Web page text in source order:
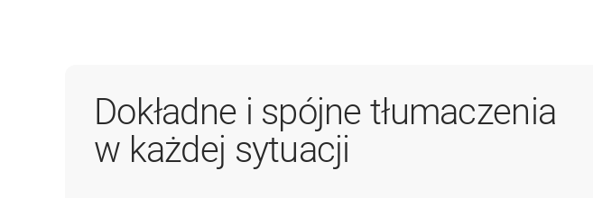
Dokładne i spójne tłumaczenia
w każdej sytuacji